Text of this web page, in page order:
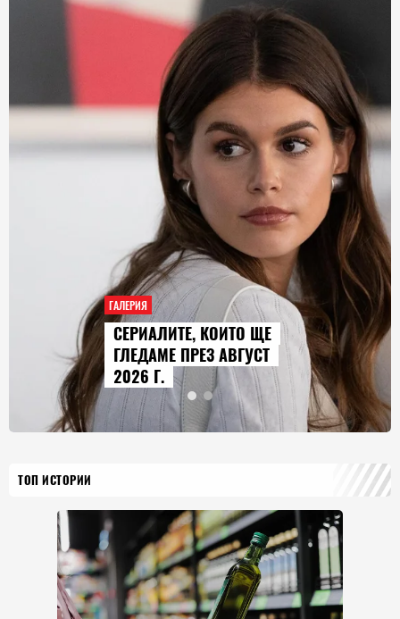
ГАЛЕРИЯ
AUDI Q9 СТАВА НАЙ-
ГОЛЕМИЯТ МОДЕЛ В
ИСТОРИЯТА НА МАРКАТА
ТОП ИСТОРИИ